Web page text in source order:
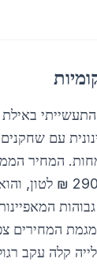
באילת
עם
המחיר
ברזל עומד על כ-2900 ₪
גבוהות
המחירים
קלה עקב